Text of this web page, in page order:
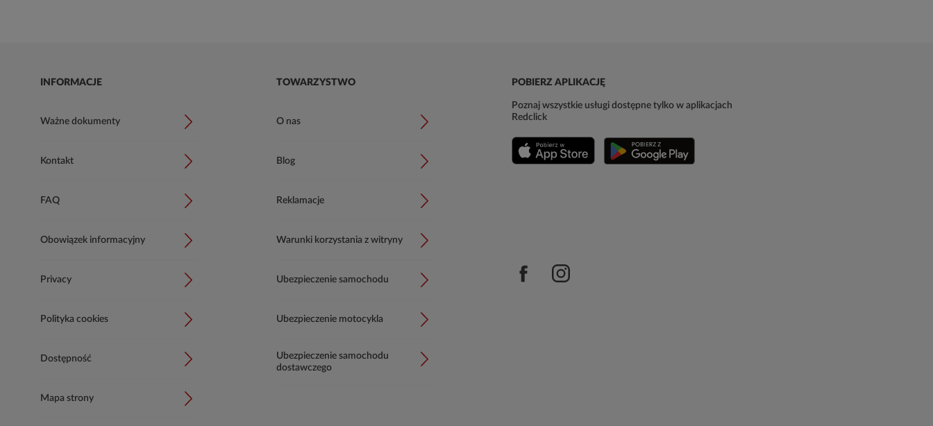
INFORMACJE
Ważne dokumenty
Kontakt
FAQ
Obowiązek informacyjny
Privacy
Polityka cookies
Dostępność
Mapa strony
TOWARZYSTWO
O nas
Blog
Reklamacje
Warunki korzystania z witryny
Ubezpieczenie samochodu
Ubezpieczenie motocykla
Ubezpieczenie samochodu
dostawczego
POBIERZ APLIKACJĘ
Poznaj wszystkie usługi dostępne tylko w aplikacjach
Redclick